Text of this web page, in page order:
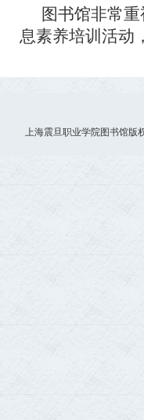
图书馆非常
息素养培训活动
上海震旦职业学院图书馆